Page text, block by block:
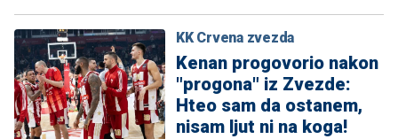
KK Crvena zvezda
Kenan progovorio nakon
"progona" iz Zvezde:
Hteo sam da ostanem,
nisam ljut ni na koga!